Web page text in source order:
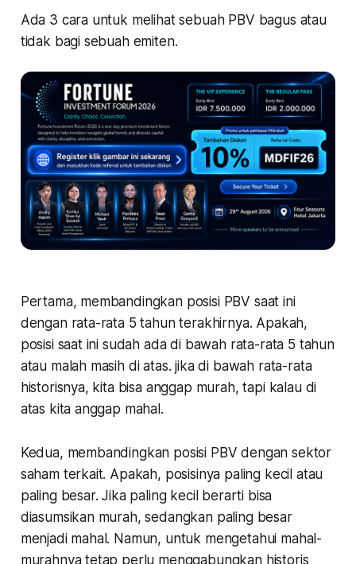
Ada 3 cara untuk melihat sebuah PBV bagus atau
tidak bagi sebuah emiten.
Pertama, membandingkan posisi PBV saat ini
dengan rata-rata 5 tahun terakhirnya. Apakah,
posisi saat ini sudah ada di bawah rata-rata 5 tahun
atau malah masih di atas. jika di bawah rata-rata
historisnya, kita bisa anggap murah, tapi kalau di
atas kita anggap mahal.
Kedua, membandingkan posisi PBV dengan sektor
saham terkait. Apakah, posisinya paling kecil atau
paling besar. Jika paling kecil berarti bisa
diasumsikan murah, sedangkan paling besar
menjadi mahal. Namun, untuk mengetahui mahal-
murahnya tetap perlu menggabungkan historis